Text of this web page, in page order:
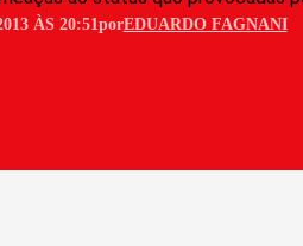
ÀS 20:51porEDUARDO FAGNANI